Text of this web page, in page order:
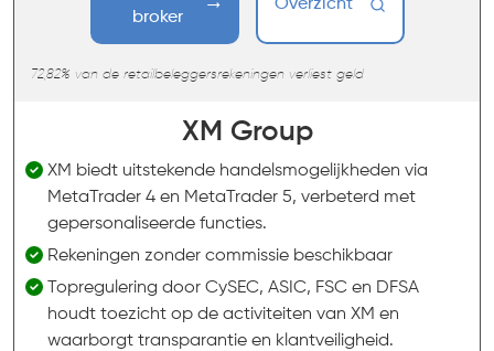
broker
Overzicht
72,82% van de retailbeleggersrekeningen verliest geld
XM Group
XM biedt uitstekende handelsmogelijkheden via
MetaTrader 4 en MetaTrader 5, verbeterd met
gepersonaliseerde functies.
Rekeningen zonder commissie beschikbaar
Topregulering door CySEC, ASIC, FSC en DFSA
houdt toezicht op de activiteiten van XM en
waarborgt transparantie en klantveiligheid.